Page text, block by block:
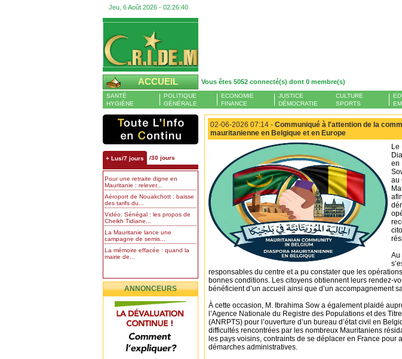
Jeu, 6 Août 2026 - 02:26:40
ACCUEIL Vous êtes 5052 connecté(s) dont 0 membre(s)
SANTÉ
HYGIÈNE
POLITIQUE
GÉNÉRALE
ECONOMIE
FINANCE
JUSTICE
DÉMOCRATIE
CULTURE
SPORTS
+ Lus/7 jours /30 jours
Pour une retraite digne en
Mauritanie : relever...
Aéroport de Nouakchott : baisse
des tarifs du...
Vidéo. Sénégal : les propos de
Cheikh Tidiane...
La Mauritanie lance une
campagne de semis...
La mémoire effacée : quand la
mairie de...
ANNONCEURS
02-06-2026 07:14 - Communiqué à l'attention de la
mauritanienne en Belgique et en Europe
Le
en
au
Au
responsables du centre et a pu constater que les
bonnes conditions. Les citoyens obtiennent leurs rendez-
bénéficient d’un accueil ainsi que d’un accompagnement
À cette occasion, M. Ibrahima Sow a également plaidé
l’Agence Nationale du Registre des Populations et des
(ANRPTS) pour l’ouverture d’un bureau d’état civil en
difficultés rencontrées par les nombreux Mauritaniens
les pays voisins, contraints de se déplacer en France pour
démarches administratives.